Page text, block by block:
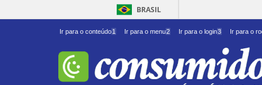
BRASIL
Ir para o conteúdo1 Ir para o menu2 Ir para o login3 Ir para o